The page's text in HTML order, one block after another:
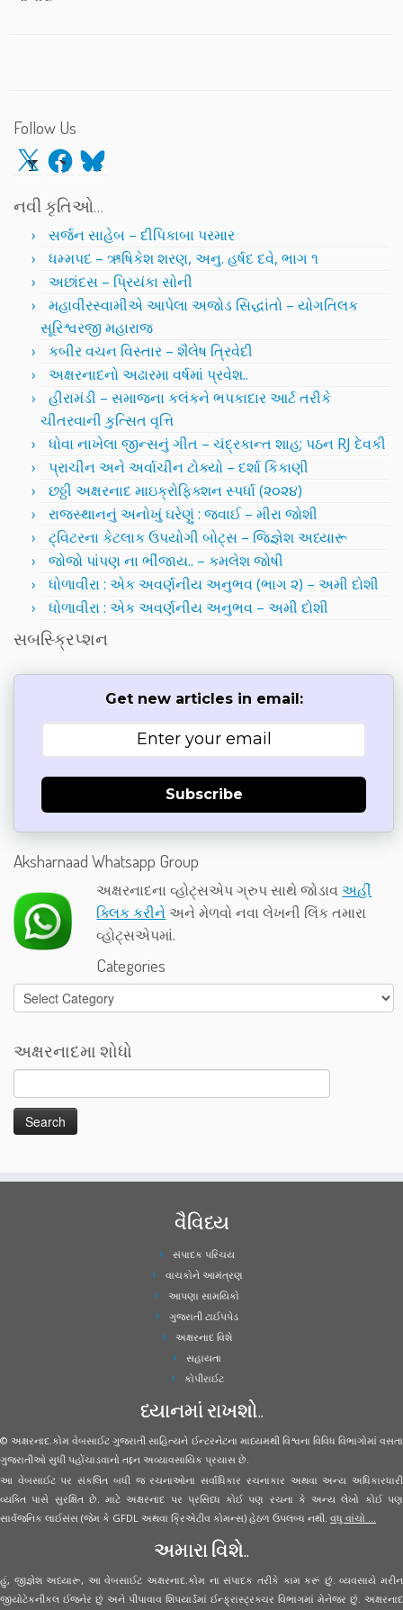
Follow Us
X Facebook
Bluesky
નવી કૃતિઓ…
સર્જન સાહેબ – દીપિકાબા પરમાર
ધમ્મપદ – ઋષિકેશ શરણ, અનુ. હર્ષદ દવે, ભાગ ૧
અછાંદસ – પ્રિયંકા સોની
મહાવીરસ્વામીએ આપેલા અજોડ સિદ્ધાંતો – યોગતિલક
સૂરિશ્વરજી મહારાજ
કબીર વચન વિસ્તાર – શૈલેષ ત્રિવેદી
અક્ષરનાદનો અઢારમા વર્ષમાં પ્રવેશ..
હીરામંડી – સમાજના કલંકને ભપકાદાર આર્ટ તરીકે
ચીતરવાની કુત્સિત વૃત્તિ
ધોવા નાખેલા જીન્સનું ગીત – ચંદ્રકાન્ત શાહ; પઠન RJ દેવકી
પ્રાચીન અને અર્વાચીન ટોક્યો – દર્શા કિકાણી
છઠ્ઠી અક્ષરનાદ માઇક્રોફિક્શન સ્પર્ધા (૨૦૨૪)
રાજસ્થાનનું અનોખું ઘરેણું : જવાઈ – મીરા જોશી
ટ્વિટરના કેટલાક ઉપયોગી બોટ્સ – જિજ્ઞેશ અધ્યારૂ
જોજો પાંપણ ના ભીંજાય.. – કમલેશ જોષી
ધોળાવીરા : એક અવર્ણનીય અનુભવ (ભાગ ૨) – અમી દોશી
ધોળાવીરા : એક અવર્ણનીય અનુભવ – અમી દોશી
સબસ્ક્રિપ્શન
Get new articles in email:
Subscribe
Aksharnaad Whatsapp Group
અક્ષરનાદના વ્હોટ્સએપ ગ્રુપ સાથે જોડાવઅહીં
ક્લિક કરીને અને મેળવો નવા લેખની લિંક તમારા
વ્હોટ્સએપમાં.
Categories
Categories
અક્ષરનાદમા શોધો
વૈવિધ્ય
સંપાદક પરિચય
વાચકોને આમંત્રણ
આપણા સામયિકો
ગુજરાતી ટાઈપપેડ
અક્ષરનાદ વિશે
સહાયતા
કોપીરાઈટ
ધ્યાનમાં રાખશો..
© અક્ષરનાદ.કોમ વેબસાઈટ ગુજરાતી સાહિત્યને ઈન્ટરનેટના માધ્યમથી વિશ્વના વિવિધ વિભાગોમાં વસતા
ગુજરાતીઓ સુધી પહોંચાડવાનો તદ્દન અવ્યાવસાયિક પ્રયાસ છે.
આ વેબસાઈટ પર સંકલિત બધી જ રચનાઓના સર્વાધિકાર રચનાકાર અથવા અન્ય અધિકારધારી
વ્યક્તિ પાસે સુરક્ષિત છે. માટે અક્ષરનાદ પર પ્રસિધ્ધ કોઈ પણ રચના કે અન્ય લેખો કોઈ પણ
સાર્વજનિક લાઈસંસ (જેમ કે GFDL અથવા ક્રિએટીવ કોમન્સ) હેઠળ ઉપલબ્ધ નથી. વધુ વાંચો ...
અમારા વિશે..
હું, જીજ્ઞેશ અધ્યારૂ, આ વેબસાઈટ અક્ષરનાદ.કોમ ના સંપાદક તરીકે કામ કરૂં છું. વ્યવસાયે મરીન
જીયોટેકનીકલ ઈજનેર છું અને પીપાવાવ શિપયાર્ડમાં ઈન્ફ્રાસ્ટ્રક્ચર વિભાગમાં મેનેજર છું. અક્ષરનાદ